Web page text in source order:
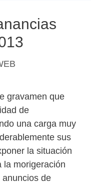
gravamen que
de
una carga muy
sus
la situación
la morigeración
de